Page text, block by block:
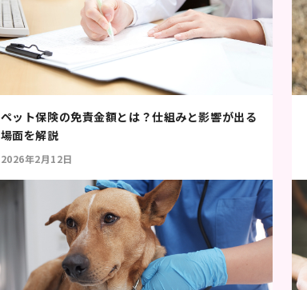
ペット保険の免責金額とは？仕組みと影響が出る
場面を解説
2026年2月12日